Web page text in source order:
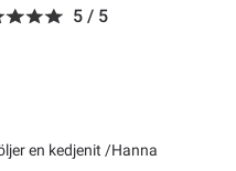
5 / 5
en kedjenit /Hanna